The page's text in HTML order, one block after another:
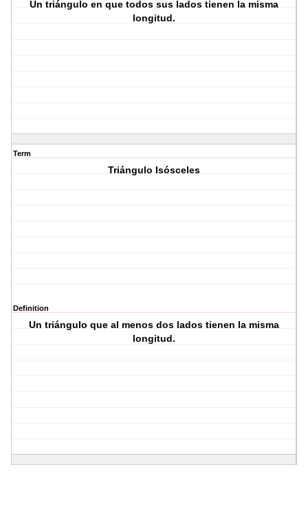
Un triángulo en que todos sus lados tienen la misma
longitud.
Term
Triángulo Isósceles
Definition
Un triángulo que al menos dos lados tienen la misma
longitud.